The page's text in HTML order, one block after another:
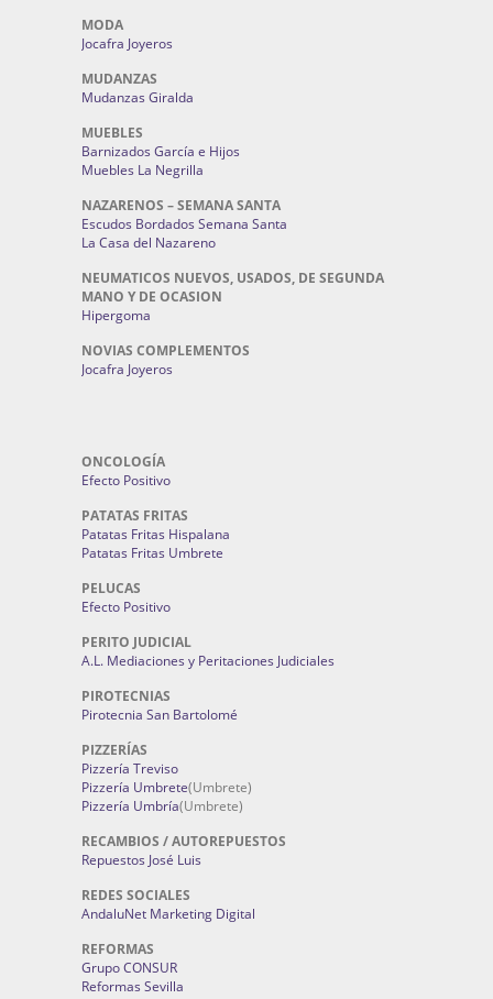
MODA
Jocafra Joyeros
MUDANZAS
Mudanzas Giralda
MUEBLES
Barnizados García e Hijos
Muebles La Negrilla
NAZARENOS – SEMANA SANTA
Escudos Bordados Semana Santa
La Casa del Nazareno
NEUMATICOS NUEVOS, USADOS, DE SEGUNDA
MANO Y DE OCASION
Hipergoma
NOVIAS COMPLEMENTOS
Jocafra Joyeros
ONCOLOGÍA
Efecto Positivo
PATATAS FRITAS
Patatas Fritas Hispalana
Patatas Fritas Umbrete
PELUCAS
Efecto Positivo
PERITO JUDICIAL
A.L. Mediaciones y Peritaciones Judiciales
PIROTECNIAS
Pirotecnia San Bartolomé
PIZZERÍAS
Pizzería Treviso
Pizzería Umbrete(Umbrete)
Pizzería Umbría(Umbrete)
RECAMBIOS / AUTOREPUESTOS
Repuestos José Luis
REDES SOCIALES
AndaluNet Marketing Digital
REFORMAS
Grupo CONSUR
Reformas Sevilla